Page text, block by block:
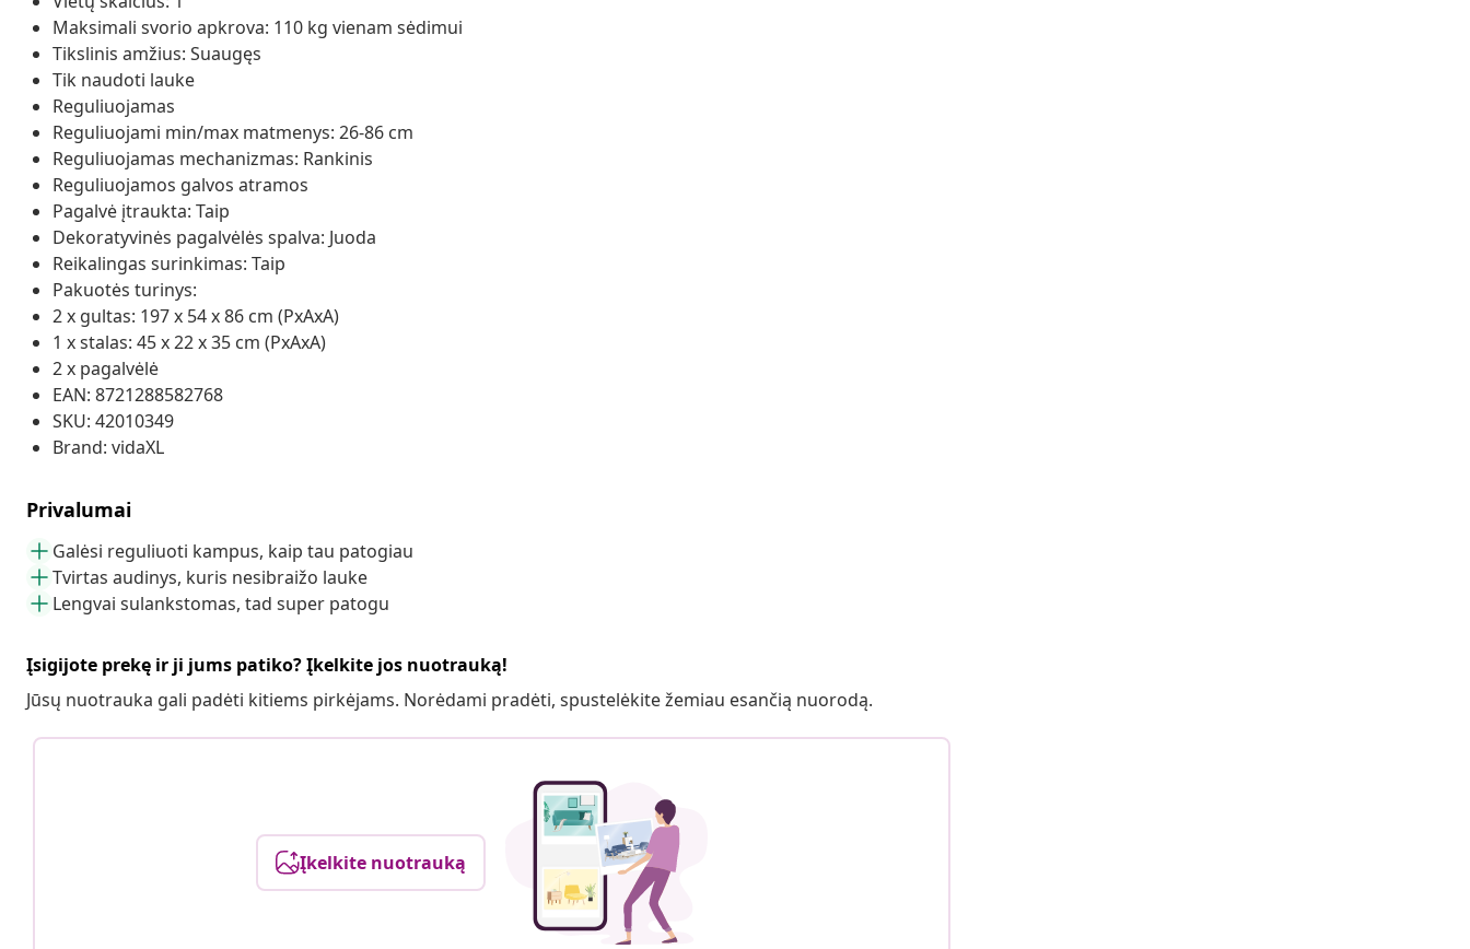
Maksimali svorio apkrova: 110 kg vienam sėdimui
Tikslinis amžius: Suaugęs
Tik naudoti lauke
Reguliuojamas
Reguliuojami min/max matmenys: 26-86 cm
Reguliuojamas mechanizmas: Rankinis
Reguliuojamos galvos atramos
Pagalvė įtraukta: Taip
Dekoratyvinės pagalvėlės spalva: Juoda
Reikalingas surinkimas: Taip
Pakuotės turinys:
2 x gultas: 197 x 54 x 86 cm (PxAxA)
1 x stalas: 45 x 22 x 35 cm (PxAxA)
2 x pagalvėlė
EAN: 8721288582768
SKU: 42010349
Brand: vidaXL
Privalumai
Galėsi reguliuoti kampus, kaip tau patogiau
Tvirtas audinys, kuris nesibraižo lauke
Lengvai sulankstomas, tad super patogu
Įsigijote prekę ir ji jums patiko? Įkelkite jos nuotrauką!
Jūsų nuotrauka gali padėti kitiems pirkėjams. Norėdami pradėti, spustelėkite žemiau esančią nuorodą.
Įkelkite nuotrauką